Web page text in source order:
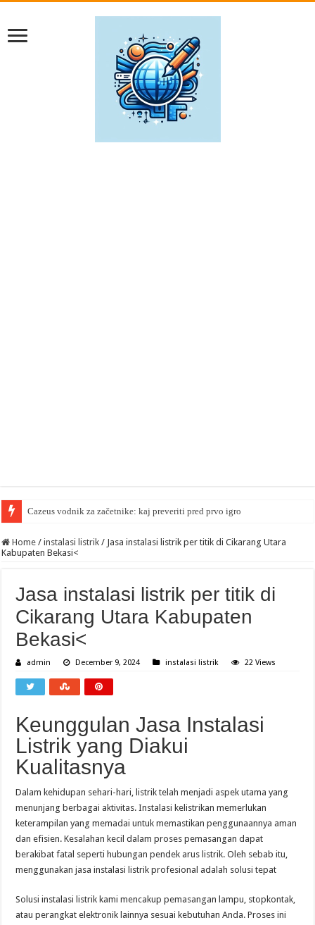
Cazeus vodnik za začetnike: kaj preveriti pred prvo igro
Home / instalasi listrik / Jasa instalasi listrik per titik di Cikarang Utara
Kabupaten Bekasi<
Jasa instalasi listrik per titik di
Cikarang Utara Kabupaten
Bekasi<
admin December 9, 2024 instalasi listrik 22 Views
Keunggulan Jasa Instalasi
Listrik yang Diakui
Kualitasnya
Dalam kehidupan sehari-hari, listrik telah menjadi aspek utama yang
menunjang berbagai aktivitas. Instalasi kelistrikan memerlukan
keterampilan yang memadai untuk memastikan penggunaannya aman
dan efisien. Kesalahan kecil dalam proses pemasangan dapat
berakibat fatal seperti hubungan pendek arus listrik. Oleh sebab itu,
menggunakan jasa instalasi listrik profesional adalah solusi tepat
Solusi instalasi listrik kami mencakup pemasangan lampu, stopkontak,
atau perangkat elektronik lainnya sesuai kebutuhan Anda. Proses ini